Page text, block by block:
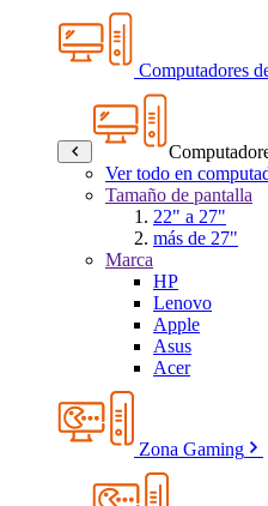
Computadores
Ver todo en
Tamaño de pantalla
22" a 27"
más de 27"
Marca
HP
Lenovo
Apple
Asus
Acer
Zona Gaming